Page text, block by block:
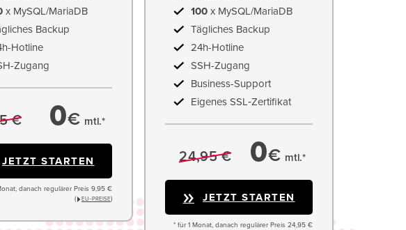
x MySQL/MariaDB
Backup
Hotline
Zugang
€ 0€ mtl.*
JETZT STARTEN
danach regulärer Preis 9,95 €
(
EU−PREISE)
100 x MySQL/MariaDB
Tägliches Backup
24h-Hotline
SSH-Zugang
Business-Support
Eigenes SSL‑Zertifikat
24,95 € 0€ mtl.*
JETZT STARTEN
* für 1 Monat, danach regulärer Preis 24,95 €